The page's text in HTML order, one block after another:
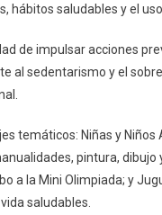
hábitos saludables y el
de impulsar acciones
al sedentarismo y el
temáticos: Niñas y
pintura, dibujo
a la Mini Olimpiada; y
saludables.